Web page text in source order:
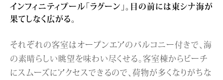
インフィニティプール「ラグーン」。目の前には東シナ海が
果てしなく広がる。
それぞれの客室はオープンエアのバルコニー付きで、海
の素晴らしい眺望を味わい尽くせる。客室棟からビーチ
にスムーズにアクセスできるので、荷物が多くなりがちな